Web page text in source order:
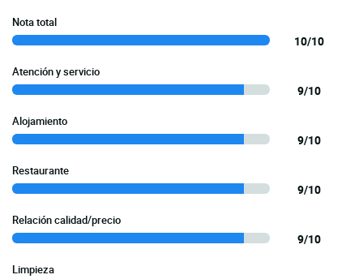
Nota total
10/10
Atención y servicio
9/10
Alojamiento
9/10
Restaurante
9/10
Relación calidad/precio
9/10
Limpieza